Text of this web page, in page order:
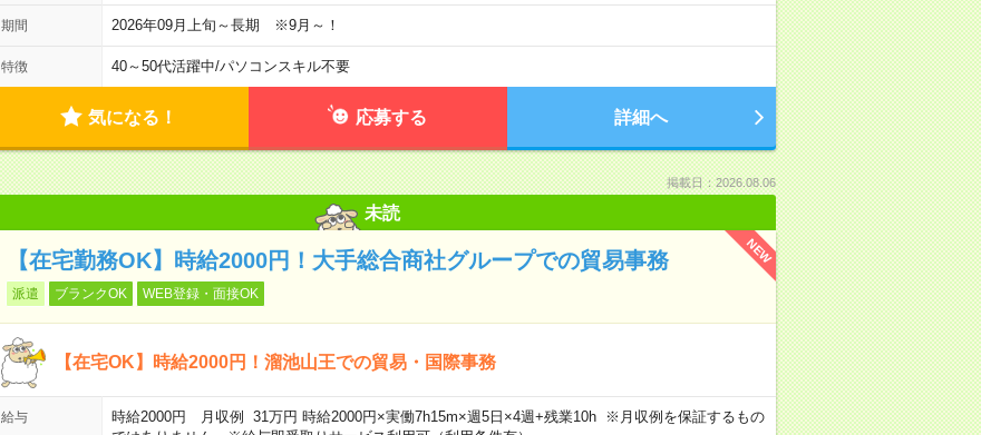
期間 2026年09月上旬～長期 ※9月～！
特徴 40～50代活躍中/パソコンスキル不要
気になる！ 応募する 詳細へ
掲載日：2026.08.06
未読
NEW
【在宅勤務OK】時給2000円！大手総合商社グループでの貿易事務
派遣 ブランクOK WEB登録・面接OK
【在宅OK】時給2000円！溜池山王での貿易・国際事務
給与
時給2000円 月収例 31万円 時給2000円×実働7h15m×週5日×4週+残業10h ※月収例を保証するもの